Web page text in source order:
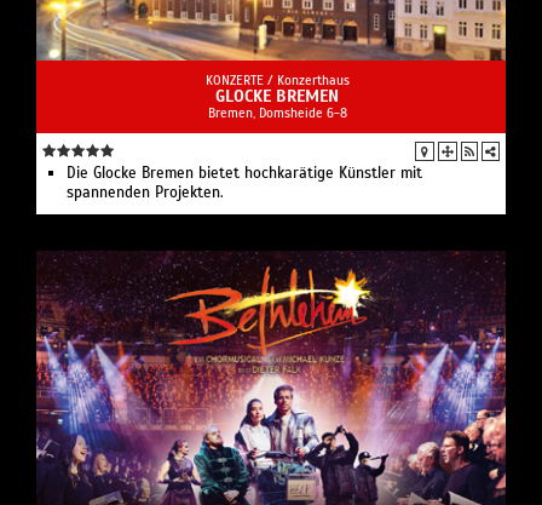
KONZERTE / Konzerthaus
GLOCKE BREMEN
Bremen, Domsheide 6-8
Die Glocke Bremen bietet hochkarätige Künstler mit
spannenden Projekten.